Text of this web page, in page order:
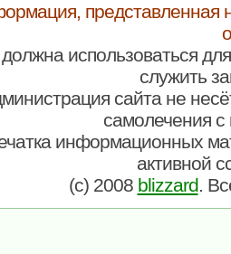
представленная
использоваться
служить
сайта не
самолечения
информационных
активной
(c) 2008 blizzard.